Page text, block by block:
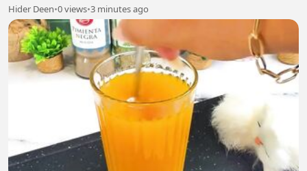
Hider Deen•0 views•3 minutes ago